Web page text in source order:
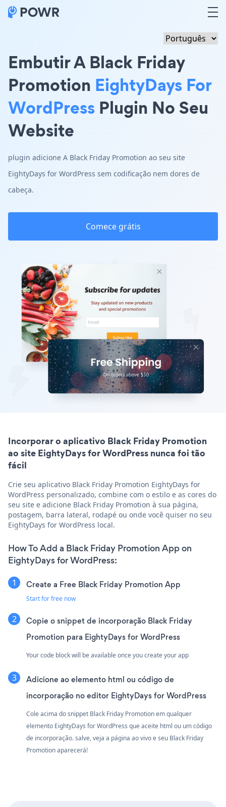
Embutir A Black Friday
Promotion EightyDays For
WordPress Plugin No Seu
Website
plugin adicione A Black Friday Promotion ao seu site
EightyDays for WordPress sem codificação nem dores de
cabeça.
Comece grátis
Incorporar o aplicativo Black Friday Promotion
ao site EightyDays for WordPress nunca foi tão
fácil
Crie seu aplicativo Black Friday Promotion EightyDays for
WordPress personalizado, combine com o estilo e as cores do
seu site e adicione Black Friday Promotion à sua página,
postagem, barra lateral, rodapé ou onde você quiser no seu
EightyDays for WordPress local.
How To Add a Black Friday Promotion App on
EightyDays for WordPress:
Create a Free Black Friday Promotion App
Start for free now
Copie o snippet de incorporação Black Friday
Promotion para EightyDays for WordPress
Your code block will be available once you create your app
Adicione ao elemento html ou código de
incorporação no editor EightyDays for WordPress
Cole acima do snippet Black Friday Promotion em qualquer
elemento EightyDays for WordPress que aceite html ou um código
de incorporação. salve, veja a página ao vivo e seu Black Friday
Promotion aparecerá!